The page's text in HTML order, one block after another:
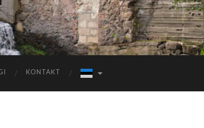
KONTAKT